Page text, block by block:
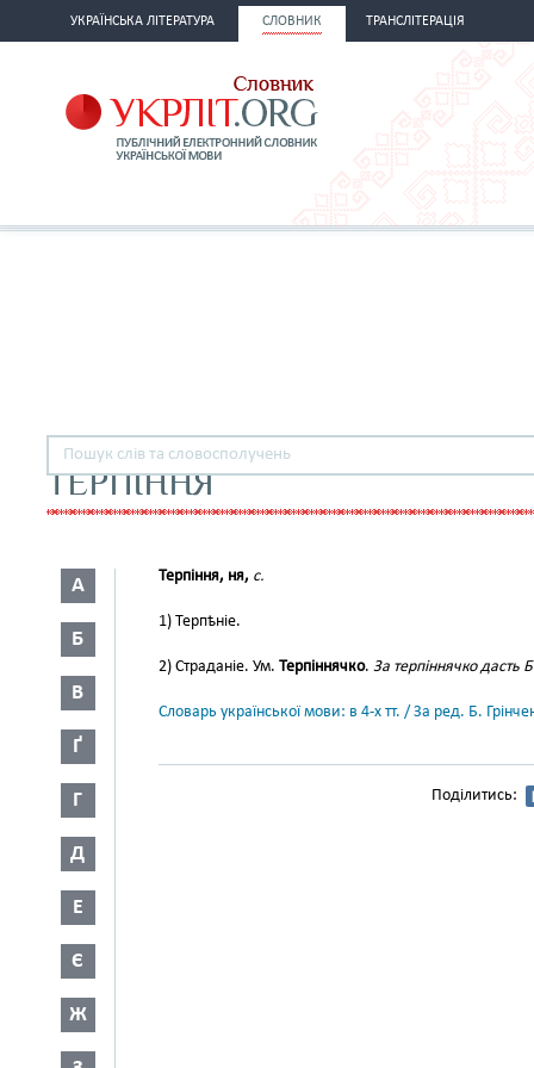
УКРАЇНСЬКА ЛІТЕРАТУРА СЛОВНИК ТРАНСЛІТЕРАЦІЯ
ТЕРПІННЯ
А
Б
В
Ґ
Г
Д
Е
Є
Ж
Терпіння, ня, с.
1) Терпѣніе.
2) Страданіе. Ум. Терпіннячко. За терпіннячко дасть
Словарь української мови: в 4-х тт. / За ред. Б.
Поділитись: